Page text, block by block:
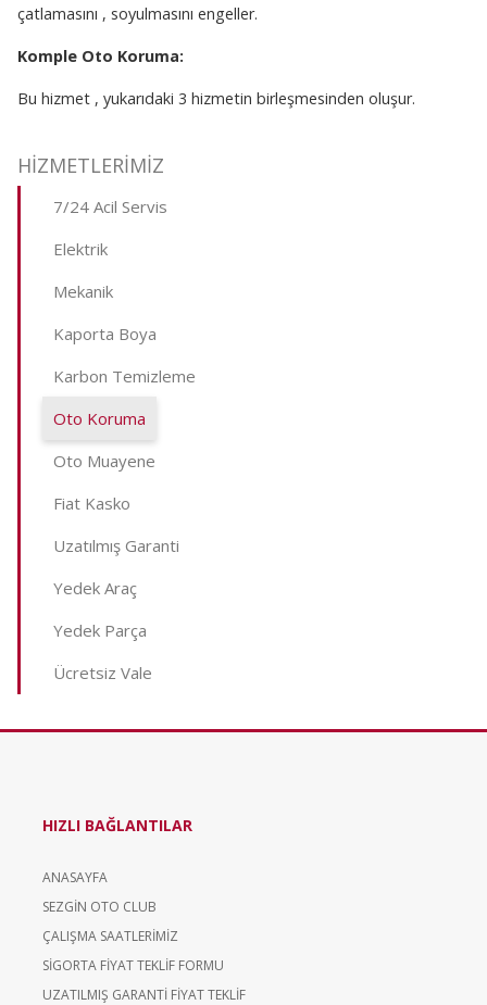
çatlamasını , soyulmasını engeller.
Komple Oto Koruma:
Bu hizmet , yukarıdaki 3 hizmetin birleşmesinden oluşur.
HİZMETLERİMİZ
7/24 Acil Servis
Elektrik
Mekanik
Kaporta Boya
Karbon Temizleme
Oto Koruma
Oto Muayene
Fiat Kasko
Uzatılmış Garanti
Yedek Araç
Yedek Parça
Ücretsiz Vale
HIZLI BAĞLANTILAR
ANASAYFA
SEZGİN OTO CLUB
ÇALIŞMA SAATLERİMİZ
SİGORTA FİYAT TEKLİF FORMU
UZATILMIŞ GARANTİ FİYAT TEKLİF